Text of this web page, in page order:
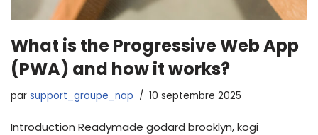
What is the Progressive Web App
(PWA) and how it works?
par support_groupe_nap 10 septembre 2025
Introduction Readymade godard brooklyn, kogi